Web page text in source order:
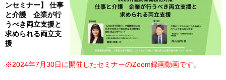
ンセミナー】 仕事
と介護 企業が行
うべき両立支援と
求められる両立支
援
※2024年7月30日に開催したセミナーのZoom録画動画です。